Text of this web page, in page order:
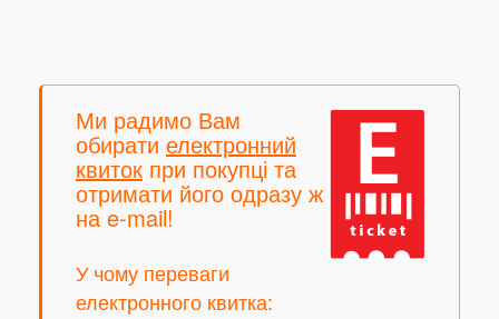
Ми радимо Вам
обирати електронний
квиток при покупці та
отримати його одразу ж
на e-mail!
У чому переваги
електронного квитка: